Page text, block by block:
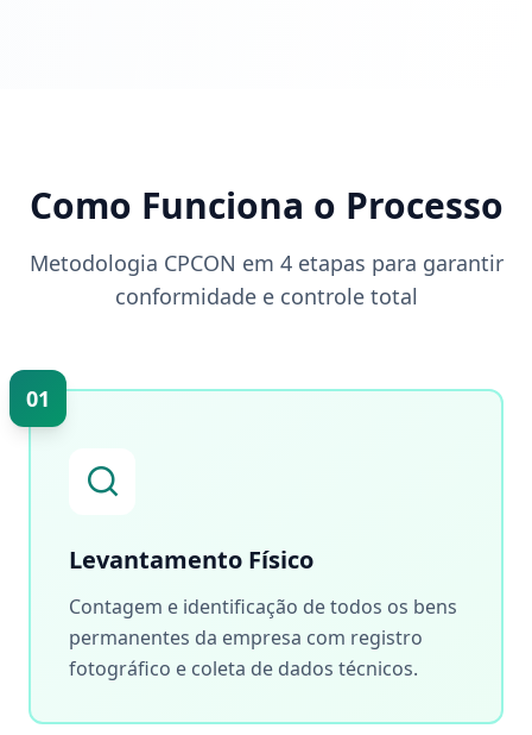
Como Funciona o Processo
Metodologia CPCON em 4 etapas para garantir
conformidade e controle total
01
Levantamento Físico
Contagem e identificação de todos os bens
permanentes da empresa com registro
fotográfico e coleta de dados técnicos.